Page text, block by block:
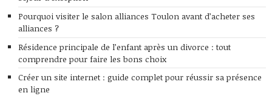
Pourquoi visiter le salon alliances Toulon avant d’acheter ses
alliances ?
Résidence principale de l’enfant après un divorce : tout
comprendre pour faire les bons choix
Créer un site internet : guide complet pour réussir sa présence
en ligne